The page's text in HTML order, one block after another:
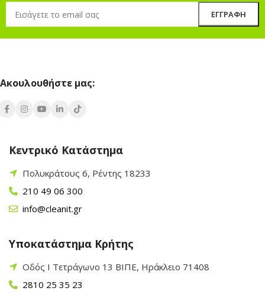
Ακουλουθήστε μας:
Κεντρικό Κατάστημα
Πολυκράτους 6, Ρέντης 18233
210 49 06 300
info@cleanit.gr
Υποκατάστημα Κρήτης
Οδός Ι Τετράγωνο 13 ΒΙΠΕ, Ηράκλειο 71408
2810 25 35 23